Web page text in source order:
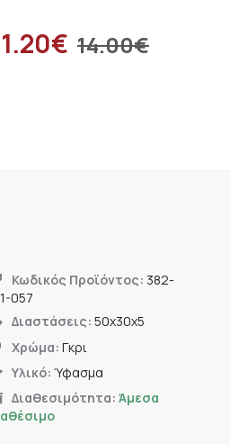
14.00€
€
Κωδικός Προϊόντος: 382-
057
Διαστάσεις: 50x30x5
Χρώμα: Γκρι
Υλικό: Ύφασμα
Διαθεσιμότητα: Άμεσα